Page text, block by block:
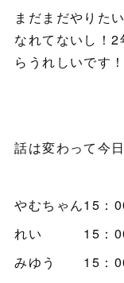
まだまだやりた
なれてないし！
らうれしいです
話は変わって今
やむちゃん15：
れい 15：00
みゆう 15：